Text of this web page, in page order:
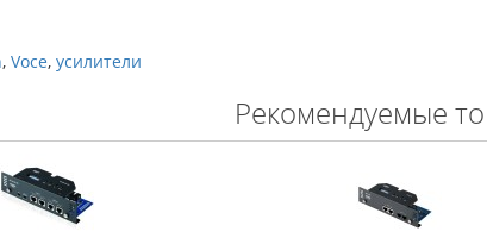
, Voce, усилители
Рекомендуемые